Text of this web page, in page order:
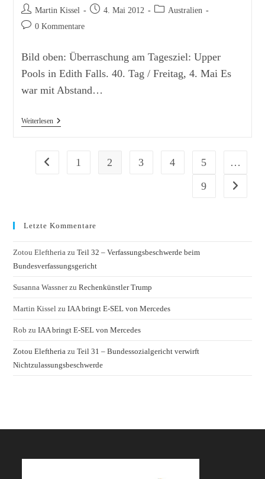
Beitrags-
Autor:
Martin Kissel
Beitrag4. Mai 2012
Beitrags-
Australien
Beitrags-0 Kommentare
Bild oben: Überraschung am Tagesziel: Upper
Pools in Edith Falls. 40. Tag / Freitag, 4. Mai Es
war mit Abstand…
WeiterlesenNitmiluk
Zur vorherigen Seite
1 2 3 4 5
…
9
Zur
Letzte Kommentare
Zotou Eleftheria zuTeil 32 – Verfassungsbeschwerde beim
Bundesverfassungsgericht
Susanna WassnerzuRechenkünstler Trump
Martin Kissel zuIAA bringt E-SEL von Mercedes
Rob zuIAA bringt E-SEL von Mercedes
Zotou Eleftheria zuTeil 31 – Bundessozialgericht verwirft
Nichtzulassungsbeschwerde